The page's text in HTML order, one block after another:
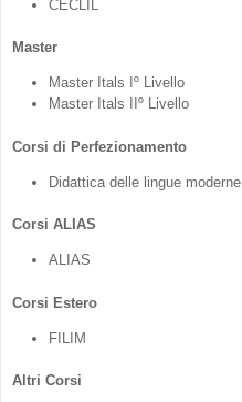
CECLIL
Master
Master Itals Iº Livello
Master Itals IIº Livello
Corsi di Perfezionamento
Didattica delle lingue moderne
Corsi ALIAS
ALIAS
Corsi Estero
FILIM
Altri Corsi